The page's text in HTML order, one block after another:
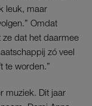
leuk, maar
Omdat
dat het daarmee
zó veel
te worden.”
muziek. Dit jaar